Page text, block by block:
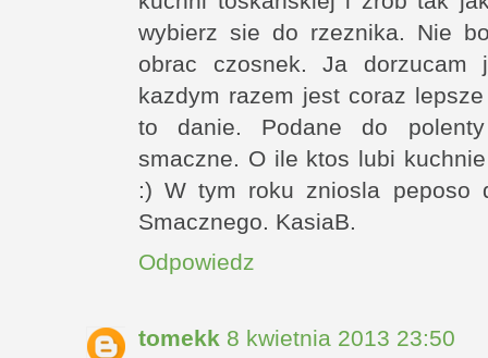
wybierz sie do rzeznika. Nie
obrac czosnek. Ja dorzucam
kazdym razem jest coraz
to danie. Podane do
smaczne. O ile ktos lubi
:) W tym roku zniosla peposo
Smacznego. KasiaB.
Odpowiedz
tomekk 8 kwietnia 2013 23:50